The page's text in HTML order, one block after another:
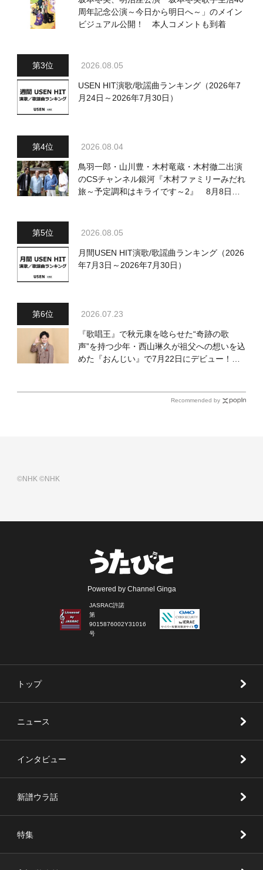
周年記念公演～今日から明日へ～」のメイン
ビジュアル公開！ 本人コメントも到着
2026.08.05
USEN HIT演歌/歌謡曲ランキング（2026年7
月24日～2026年7月30日）
2026.08.04
鳥羽一郎・山川豊・木村竜蔵・木村徹二出演
のCSチャンネル銀河『木村ファミリーみだれ
旅～予定調和はキライです～2』 8月8日
2026.08.05
月間USEN HIT演歌/歌謡曲ランキング（2026
年7月3日～2026年7月30日）
2026.07.23
『歌唱王』で秋元康を唸らせた“奇跡の歌
声”を持つ少年・西山琳久が祖父への想いを込
めた『おんじい』で7月22日にデビュー！
Recommended by
©NHK©NHK
Powered by Channel Ginga
JASRAC許諾
第
9015876002Y31016
号
トップ
ニュース
インタビュー
新譜ウラ話
特集